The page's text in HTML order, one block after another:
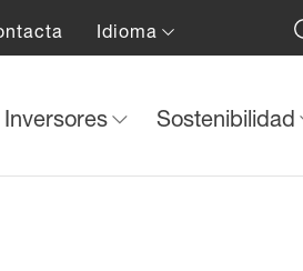
Idioma
Inversores Sostenibilidad